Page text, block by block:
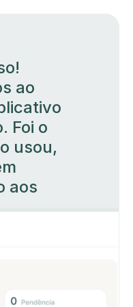
ao
Foi o
usou,
aos